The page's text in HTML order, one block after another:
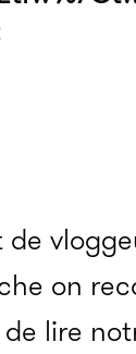
de
on
lire